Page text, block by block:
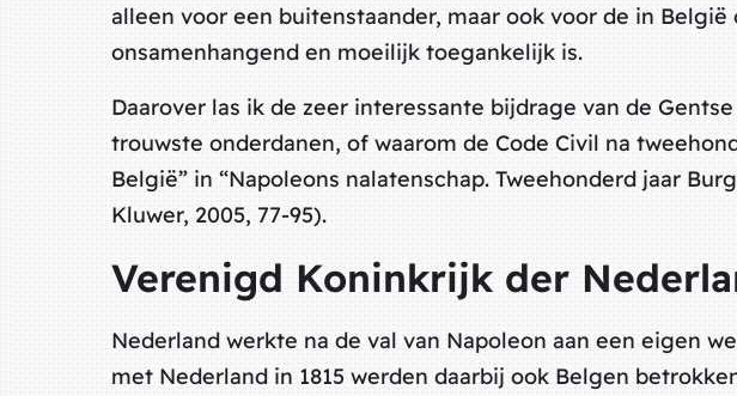
alleen voor een buitenstaander, maar ook voor de in
onsamenhangend en moeilijk toegankelijk is.
Daarover las ik de zeer interessante bijdrage van de
trouwste onderdanen, of waarom de Code Civil na
België” in “Napoleons nalatenschap. Tweehonderd jaar
Kluwer, 2005, 77-95).
Verenigd Koninkrijk der
Nederland werkte na de val van Napoleon aan een eigen
met Nederland in 1815 werden daarbij ook Belgen